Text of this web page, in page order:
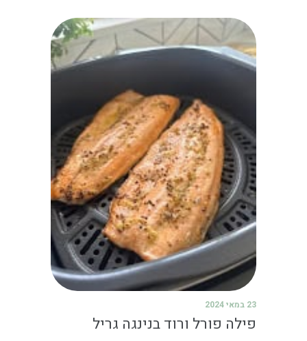
23 במאי 2024
פילה פורל ורוד בנינגה גריל